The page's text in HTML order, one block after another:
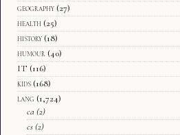
geography (27)
health (25)
history (18)
humour (40)
IT (116)
kids (168)
lang (1,724)
ca (2)
cs (2)